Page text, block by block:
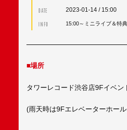
DATE 2023-01-14 / 15:00
INFO 15:00～ミニライブ＆特
■場所
タワーレコード渋谷店9Fイベン
(雨天時は9Fエレベーターホー